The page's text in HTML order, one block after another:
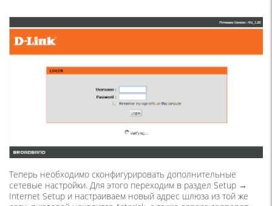
Теперь необходимо сконфигурировать дополнительные
сетевые настройки. Для этого переходим в раздел Setup →
Internet Setup и настраиваем новый адрес шлюза из той же